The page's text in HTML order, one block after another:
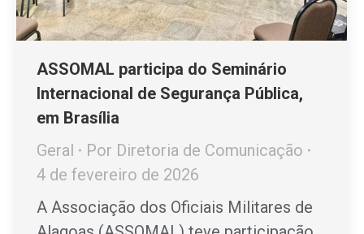
ASSOMAL participa do Seminário
Internacional de Segurança Pública,
em Brasília
Geral
Por Diretoria de Comunicação
4 de fevereiro de 2026
A Associação dos Oficiais Militares de